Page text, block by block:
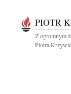
PIOTR
Z ogromnym
Piotra